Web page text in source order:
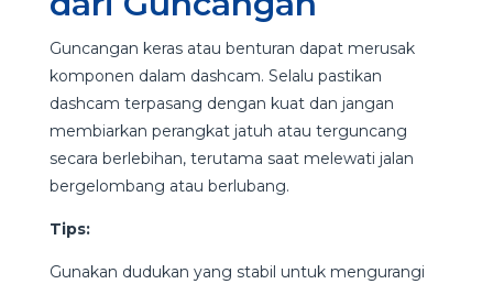
Guncangan keras atau benturan dapat merusak
komponen dalam dashcam. Selalu pastikan
dashcam terpasang dengan kuat dan jangan
membiarkan perangkat jatuh atau terguncang
secara berlebihan, terutama saat melewati jalan
bergelombang atau berlubang.
Tips:
Gunakan dudukan yang stabil untuk mengurangi